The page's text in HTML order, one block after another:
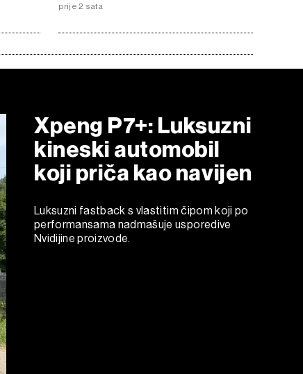
prije 2 sata
Xpeng P7+: Luksuzni
kineski automobil
koji priča kao navijen
Luksuzni fastback s vlastitim čipom koji po
performansama nadmašuje usporedive
Nvidijine proizvode.